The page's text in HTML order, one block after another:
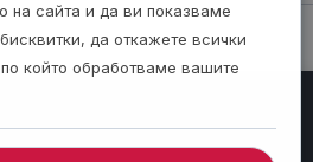
на сайта и да ви показваме
да откажете всички
който обработваме вашите